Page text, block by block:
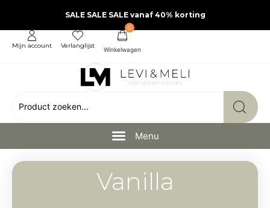
SALE SALE SALE vanaf 40% korting
Mijn account Verlanglijst
0
Vanilla